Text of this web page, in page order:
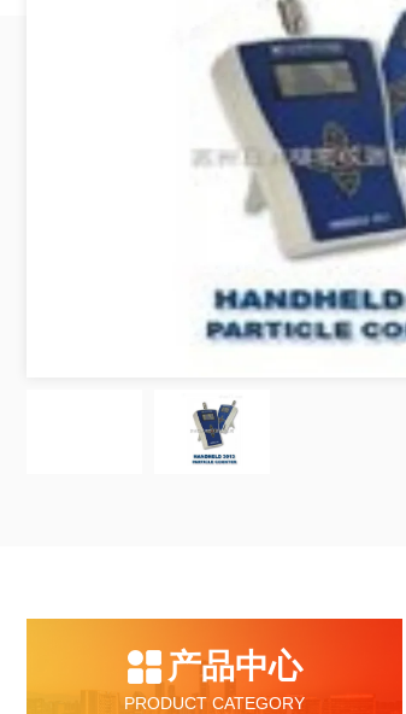
产品中心
PRODUCT CATEGORY